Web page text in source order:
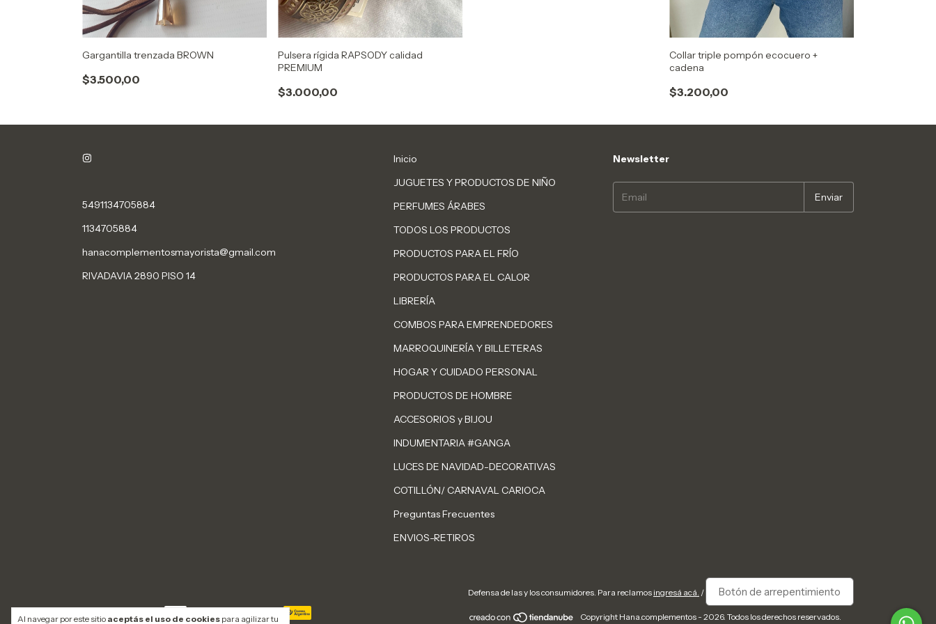
Al navegar por este sitio aceptás el uso de cookies para agilizar tu
Gargantilla trenzada BROWN
$3.500,00
Pulsera rígida RAPSODY calidad
PREMIUM
$3.000,00
Collar triple pompón ecocuero +
cadena
$3.200,00
5491134705884
1134705884
hanacomplementosmayorista@gmail.com
RIVADAVIA 2890 PISO 14
Inicio
JUGUETES Y PRODUCTOS DE NIÑO
PERFUMES ÁRABES
TODOS LOS PRODUCTOS
PRODUCTOS PARA EL FRÍO
PRODUCTOS PARA EL CALOR
LIBRERÍA
COMBOS PARA EMPRENDEDORES
MARROQUINERÍA Y BILLETERAS
HOGAR Y CUIDADO PERSONAL
PRODUCTOS DE HOMBRE
ACCESORIOS y BIJOU
INDUMENTARIA #GANGA
LUCES DE NAVIDAD-DECORATIVAS
COTILLÓN/ CARNAVAL CARIOCA
Preguntas Frecuentes
ENVIOS-RETIROS
Newsletter
Defensa de las y los consumidores. Para reclamos ingresá acá. / Botón de arrepentimiento
Copyright Hana.complementos - 2026. Todos los derechos reservados.